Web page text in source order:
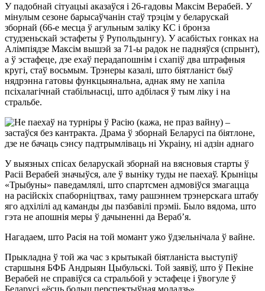
У падобнай сітуацыі аказаўся і 26-гадовы Максім Верабей. У
мінулым сезоне барысаўчанін стаў трэцім у беларускай
зборнай (66-е месца ў агульным заліку КС і бронза
студзеньскай эстафеты ў Рупольдынгу). У асабістых гонках на
Алімпіядзе Максім вышэй за 71-ы радок не падняўся (спрынт),
а ў эстафеце, дзе ехаў перадапошнім і схапіў два штрафныя
кругі, стаў восьмым. Трэнеры казалі, што біятланіст быў
нядрэнна гатовы функцыянальна, аднак яму не хапіла
псіхалагічнай стабільнасці, што адбілася ў тым ліку і на
стральбе.
У выязных спісах беларускай зборнай на вясновыя старты ў
Расіі Верабей значыўся, але ў выніку туды не паехаў. Крыніцы
«Трыбуны» паведамлялі, што спартсмен адмовіўся змагацца
на расійскіх спаборніцтвах, таму рашэннем трэнерскага штабу
яго адхілілі ад каманды ды пазбавілі прэміі. Было вядома, што
гэта не апошнія меры ў дачыненні да Вераб’я.
Нагадаем, што Расія на той момант ужо ўдзельнічала ў вайне.
Прыкладна ў той жа час з крытыкай біятланіста выступіў
старшыня БФБ Андрыян Цыбульскі. Той заявіў, што ў Пекіне
Верабей не справіўся са стральбой у эстафеце і ўвогуле ў
Беларусі «ёсць больш перспектыўная моладзь».